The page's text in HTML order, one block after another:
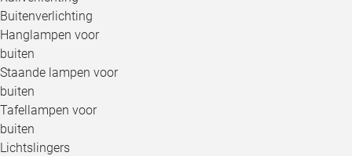
Buitenverlichting
Hanglampen voor
buiten
Staande lampen voor
buiten
Tafellampen voor
buiten
Lichtslingers